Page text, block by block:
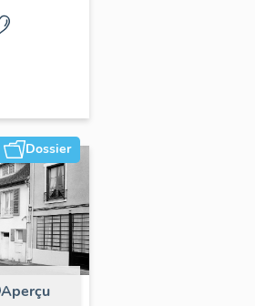
Dossier
Aperçu